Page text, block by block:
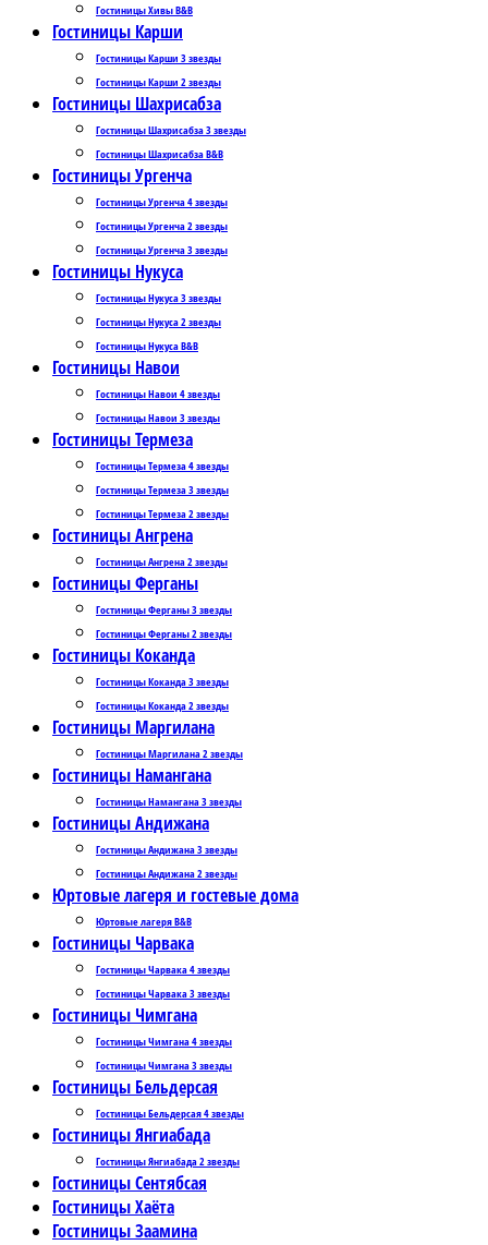
Гостиницы Хивы B&B
Гостиницы Карши
Гостиницы Карши 3 звезды
Гостиницы Карши 2 звезды
Гостиницы Шахрисабза
Гостиницы Шахрисабза 3 звезды
Гостиницы Шахрисабза B&B
Гостиницы Ургенча
Гостиницы Ургенча 4 звезды
Гостиницы Ургенча 2 звезды
Гостиницы Ургенча 3 звезды
Гостиницы Нукуса
Гостиницы Нукуса 3 звезды
Гостиницы Нукуса 2 звезды
Гостиницы Нукуса B&B
Гостиницы Навои
Гостиницы Навои 4 звезды
Гостиницы Навои 3 звезды
Гостиницы Термеза
Гостиницы Термеза 4 звезды
Гостиницы Термеза 3 звезды
Гостиницы Термеза 2 звезды
Гостиницы Ангрена
Гостиницы Ангрена 2 звезды
Гостиницы Ферганы
Гостиницы Ферганы 3 звезды
Гостиницы Ферганы 2 звезды
Гостиницы Коканда
Гостиницы Коканда 3 звезды
Гостиницы Коканда 2 звезды
Гостиницы Маргилана
Гостиницы Маргилана 2 звезды
Гостиницы Намангана
Гостиницы Намангана 3 звезды
Гостиницы Андижана
Гостиницы Андижана 3 звезды
Гостиницы Андижана 2 звезды
Юртовые лагеря и гостевые дома
Юртовые лагеря B&B
Гостиницы Чарвака
Гостиницы Чарвака 4 звезды
Гостиницы Чарвака 3 звезды
Гостиницы Чимгана
Гостиницы Чимгана 4 звезды
Гостиницы Чимгана 3 звезды
Гостиницы Бельдерсая
Гостиницы Бельдерсая 4 звезды
Гостиницы Янгиабада
Гостиницы Янгиабада 2 звезды
Гостиницы Сентябсая
Гостиницы Хаёта
Гостиницы Заамина